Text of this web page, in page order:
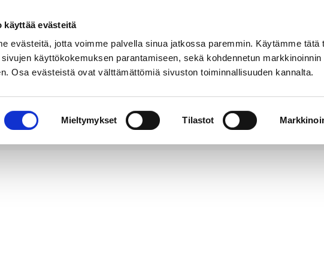
käyttää evästeitä
evästeitä, jotta voimme palvella sinua jatkossa paremmin. Käytämme tätä
käyttökokemuksen parantamiseen, sekä kohdennetun markkinoinnin
Osa evästeistä ovat välttämättömiä sivuston toiminnallisuuden kannalta.
Mieltymykset Tilastot